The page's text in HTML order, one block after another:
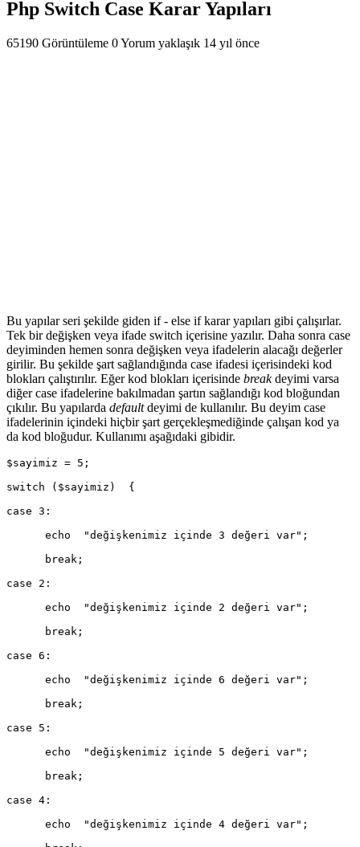
Php Switch Case Karar Yapıları
65190 Görüntüleme 0 Yorum yaklaşık 14 yıl önce
Bu yapılar seri şekilde giden if - else if karar yapıları gibi çalışırlar.
Tek bir değişken veya ifade switch içerisine yazılır. Daha sonra case
deyiminden hemen sonra değişken veya ifadelerin alacağı değerler
girilir. Bu şekilde şart sağlandığında case ifadesi içerisindeki kod
blokları çalıştırılır. Eğer kod blokları içerisinde breakdeyimi varsa
diğer case ifadelerine bakılmadan şartın sağlandığı kod bloğundan
çıkılır. Bu yapılarda defaultdeyimi de kullanılır. Bu deyim case
ifadelerinin içindeki hiçbir şart gerçekleşmediğinde çalışan kod ya
da kod bloğudur. Kullanımı aşağıdaki gibidir.
$sayimiz = 5;
switch ($sayimiz)  {
case 3:
      echo  "değişkenimiz içinde 3 değeri var";
      break;
case 2:
      echo  "değişkenimiz içinde 2 değeri var";
      break;
case 6:
      echo  "değişkenimiz içinde 6 değeri var";
      break;
case 5:
      echo  "değişkenimiz içinde 5 değeri var";
      break;
case 4:
      echo  "değişkenimiz içinde 4 değeri var";